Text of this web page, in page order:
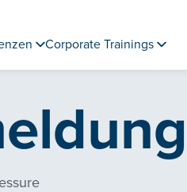
Corporate Trainings